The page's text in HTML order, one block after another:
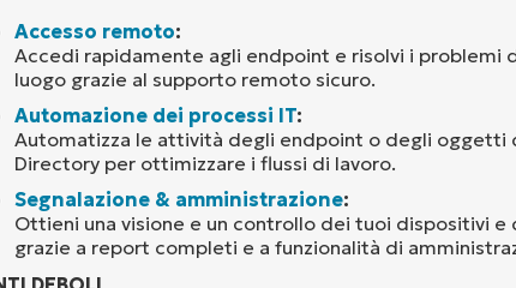
Accesso remoto:
Accedi rapidamente agli endpoint e risolvi i problemi
luogo grazie al supporto remoto sicuro.
Automazione dei processi IT:
Automatizza le attività degli endpoint o degli oggetti
Directory per ottimizzare i flussi di lavoro.
Segnalazione & amministrazione:
Ottieni una visione e un controllo dei tuoi dispositivi e
grazie a report completi e a funzionalità di